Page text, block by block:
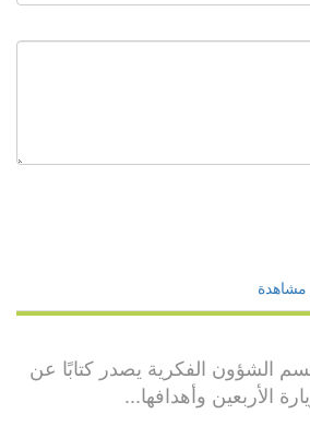
مشاهدة
الشؤون الفكرية يصدر كتابًا عن
الأربعين وأهدافها...